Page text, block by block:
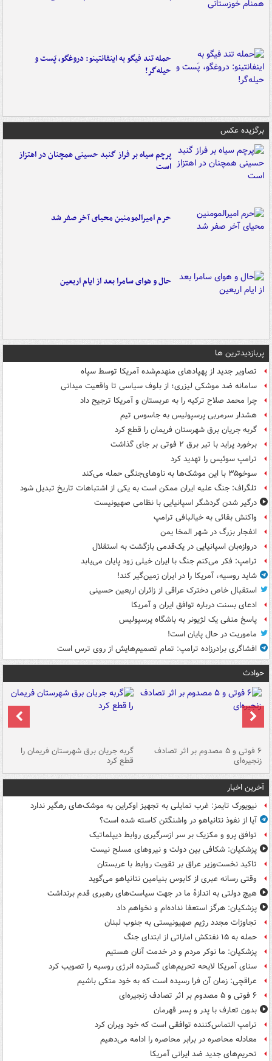
حمله تند فیگو به اینفانتینو: دروغگو، پَست‌ و
حیله‌گر!
برگزیده عکس
پرچم سیاه بر فراز گنبد حسینی همچنان در اهتزاز
است
حرم امیرالمومنین محیای آخر صفر شد
حال و هوای سامرا بعد از ایام اربعین
پربازدیدترین ها
تصاویر جدید از پهپادهای منهدم‌شده آمریکا توسط سپاه
سامانه ضد موشکی لیزری؛ از بلوف سیاسی تا واقعیت میدانی
چرا محمد صلاح ترکیه را به عربستان و آمریکا ترجیح داد
هشدار سرمربی پرسپولیس به جاسوس تیم
گربه جریان برق شهرستان فریمان را قطع کرد
برخورد پراید با تیر برق ۲ فوتی بر جای گذاشت
ترامپ سوئیس را تهدید کرد
سوخو۳۵ با این موشک‌ها به ناوهای‌جنگی حمله می‌کند
تلگراف: جنگ علیه ایران ممکن است به یکی از اشتباهات تاریخ تبدیل شود
درگیر شدن گردشگر اسپانیایی با نظامی صهیونیست
واکنش بقائی به خیالبافی ترامپ
انفجار بزرگ در شهر المخا یمن
دروازه‌بان اسپانیایی در یک‌قدمی بازگشت به استقلال
ترامپ: فکر می‌کنم جنگ با ایران خیلی زود پایان می‌یابد
شاید روسیه، آمریکا را در ایران زمین‌گیر کند!
استقبال خاص دخترک عراقی از زائران اربعین حسینی
ادعای بسنت درباره توافق ایران و آمریکا
پاسخ منفی یک لژیونر به باشگاه پرسپولیس
ماموریت در حال پایان است!
افشاگری برادرزاده ترامپ: تمام تصمیم‌هایش از روی ترس است
حوادث
۶ فوتی و ۵ مصدوم بر اثر تصادف
زنجیره‌ای
گربه جریان برق شهرستان فریمان را
قطع کرد
آخرین اخبار
نیویورک تایمز: غرب تمایلی به تجهیز اوکراین به موشک‌های رهگیر ندارد
آیا از نفوذ نتانیاهو در واشنگتن کاسته شده است؟
توافق پرو و مکزیک بر سر ازسرگیری روابط دیپلماتیک
پزشکیان: شکافی بین دولت و نیروهای مسلح نیست
تاکید نخست‌وزیر عراق بر تقویت روابط با عربستان
وقتی رسانه عبری از کابوس بنیامین نتانیاهو می‌گوید
هیچ دولتی به اندازۀ ما در جهت سیاست‌های رهبری قدم برنداشت
پزشکیان: هرگز استعفا نداده‌ام و نخواهم داد
تجاوزات مجدد رژیم صهیونیستی به جنوب لبنان
حمله به ۱۵ نفتکش‌ اماراتی از ابتدای جنگ
پزشکیان: ما نوکر مردم و در خدمت آنان هستیم
سنای آمریکا لایحه تحریم‌های گسترده انرژی روسیه را تصویب کرد
عراقچی: زمان آن فرا رسیده است که به خود متکی باشیم
۶ فوتی و ۵ مصدوم بر اثر تصادف زنجیره‌ای
بدون تعارف با پدر و پسر قهرمان
ترامپ التماس‌کننده توافقی است که خود ویران کرد
معادله محاصره در برابر محاصره را ادامه می‌دهیم
تحریم‌های جدید ضد ایرانی آمریکا